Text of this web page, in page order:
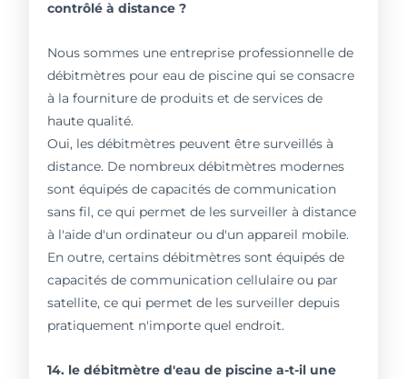
contrôlé à distance ?
Nous sommes une entreprise professionnelle de
débitmètres pour eau de piscine qui se consacre
à la fourniture de produits et de services de
haute qualité.
Oui, les débitmètres peuvent être surveillés à
distance. De nombreux débitmètres modernes
sont équipés de capacités de communication
sans fil, ce qui permet de les surveiller à distance
à l'aide d'un ordinateur ou d'un appareil mobile.
En outre, certains débitmètres sont équipés de
capacités de communication cellulaire ou par
satellite, ce qui permet de les surveiller depuis
pratiquement n'importe quel endroit.
14. le débitmètre d'eau de piscine a-t-il une